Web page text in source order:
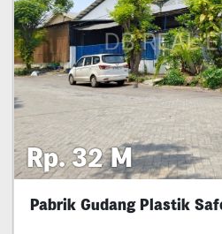
Rp. 32 M
Pabrik Gudang Plastik